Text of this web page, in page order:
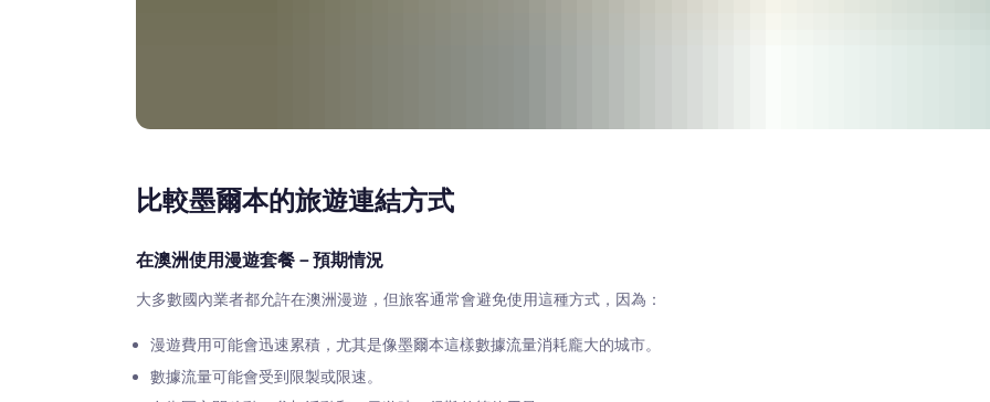
比較墨爾本的旅遊連結方式
在澳洲使用漫遊套餐－預期情況
大多數國內業者都允許在澳洲漫遊，但旅客通常會避免使用這種方式，因為：
漫遊費用可能會迅速累積，尤其是像墨爾本這樣數據流量消耗龐大的城市。
數據流量可能會受到限製或限速。